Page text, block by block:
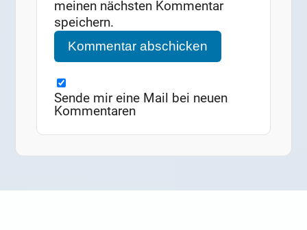
meinen nächsten Kommentar
speichern.
Sende mir eine Mail bei neuen
Kommentaren